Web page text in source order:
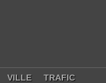
VILLE TRAFIC